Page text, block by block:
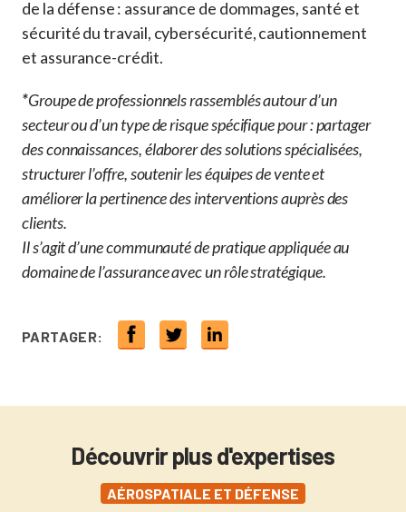
de la défense : assurance de dommages, santé et
sécurité du travail, cybersécurité, cautionnement
et assurance-crédit.
*Groupe de professionnels rassemblés autour d’un
secteur ou d’un type de risque spécifique pour : partager
des connaissances, élaborer des solutions spécialisées,
structurer l’offre, soutenir les équipes de vente et
améliorer la pertinence des interventions auprès des
clients.
Il s’agit d’une communauté de pratique appliquée au
domaine de l’assurance avec un rôle stratégique.
PARTAGER:
Découvrir plus d'expertises
AÉROSPATIALE ET DÉFENSE